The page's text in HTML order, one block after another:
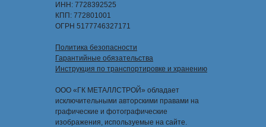
ИНН: 7728392525
КПП: 772801001
ОГРН 5177746327171
Политика безопасности
Гарантийные обязательства
Инструкция по транспортировке и хранению
ООО «ГК МЕТАЛЛСТРОЙ» обладает
исключительными авторскими правами на
графические и фотографические
изображения, используемые на сайте.